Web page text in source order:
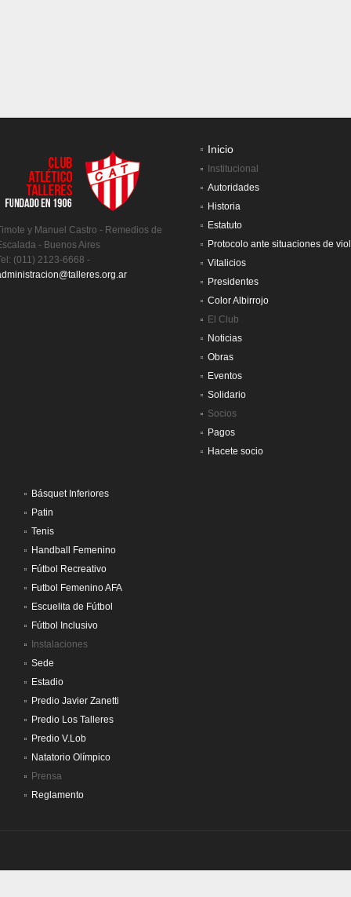
y Manuel Castro - Remedios de
- Buenos Aires
(011) 2123-6668 -
Inicio
Institucional
Autoridades
Historia
Estatuto
Protocolo ante situaciones de
Vitalicios
Presidentes
Color Albirrojo
El Club
Noticias
Obras
Eventos
Solidario
Socios
Pagos
Hacete socio
Básquet Inferiores
Patin
Tenis
Handball Femenino
Fútbol Recreativo
Futbol Femenino AFA
Escuelita de Fútbol
Fútbol Inclusivo
Instalaciones
Sede
Estadio
Predio Javier Zanetti
Predio Los Talleres
Predio V.Lob
Natatorio Olímpico
Prensa
Reglamento